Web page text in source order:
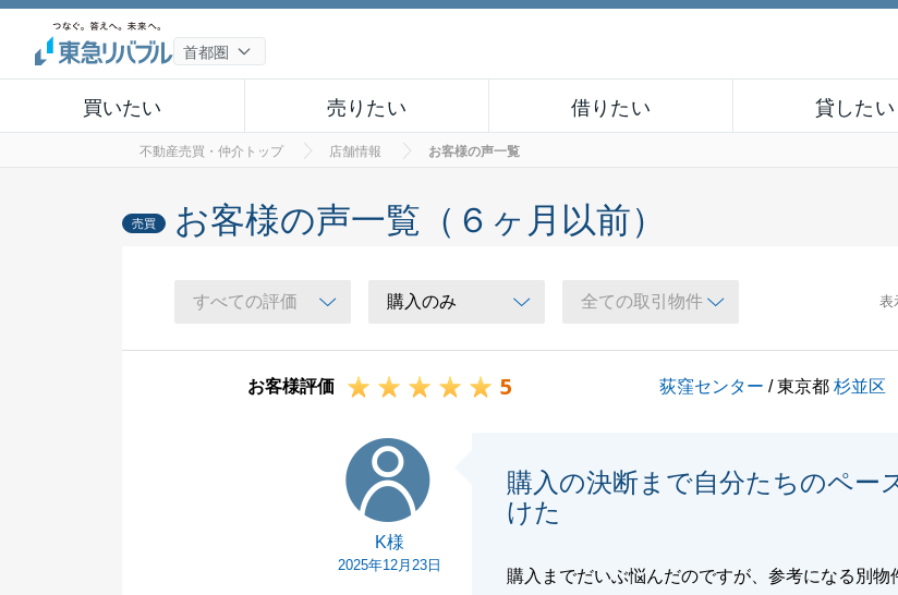
買いたい 売りたい 借りたい 貸したい
不動産売買・仲介トップ 店舗情報 お客様の声一覧
売買 お客様の声一覧（６ヶ月以前）
表
お客様評価 5 荻窪センター / 東京都杉並区
K様
2025年12月23日
購入の決断まで自分たちのペー
けた
購入までだいぶ悩んだのですが、参考になる別物